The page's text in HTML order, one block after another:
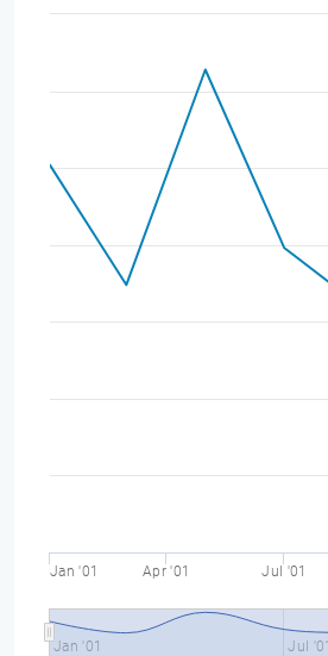
Jan '01 Apr '01 Jul '01
Jan '01 Jul '01